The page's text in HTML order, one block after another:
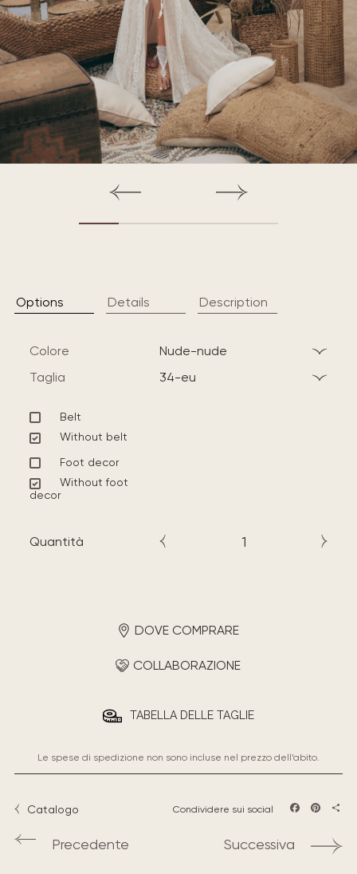
Options Details Description
Colore
nude-nude
Taglia
34-eu
Belt
Without belt
Foot decor
Without foot
decor
Quantità
DOVE COMPRARE
COLLABORAZIONE
TABELLA DELLE TAGLIE
Le spese di spedizione non sono incluse nel prezzo dell’abito.
Catalogo Condividere sui social
Precedente Successiva